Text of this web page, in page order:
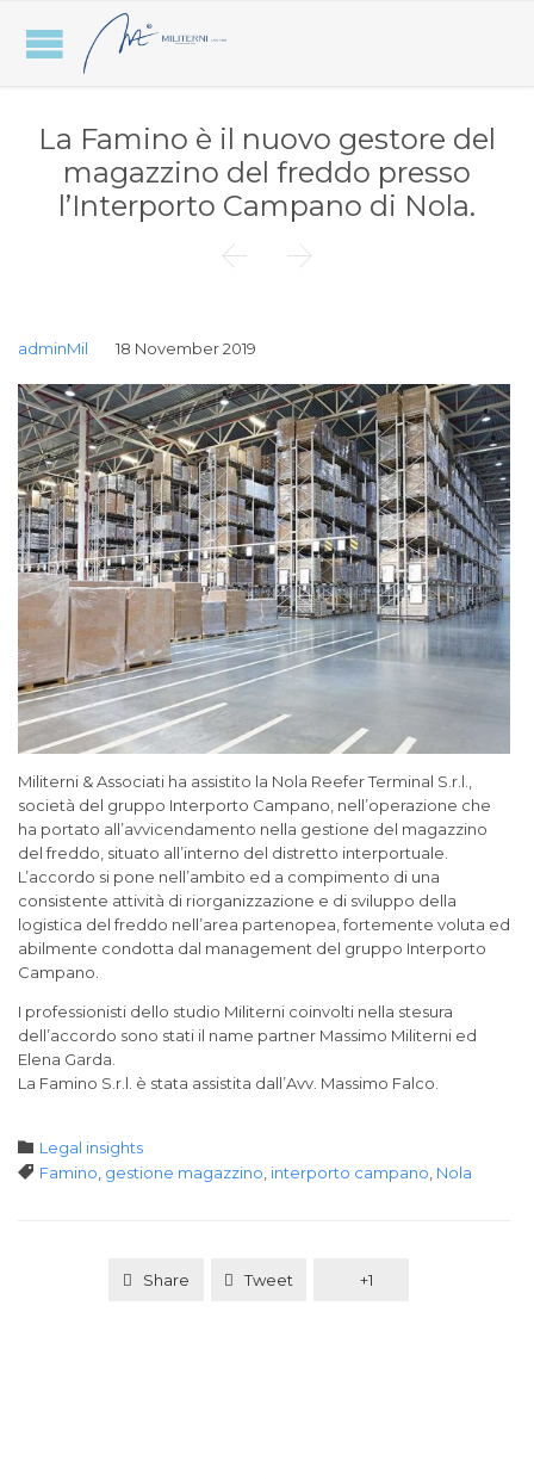
La Famino è il nuovo gestore del
magazzino del freddo presso
l’Interporto Campano di Nola.
 
adminMil 18 November 2019
Militerni & Associati ha assistito la Nola Reefer Terminal S.r.l.,
società del gruppo Interporto Campano, nell’operazione che
ha portato all’avvicendamento nella gestione del magazzino
del freddo, situato all’interno del distretto interportuale.
L’accordo si pone nell’ambito ed a compimento di una
consistente attività di riorganizzazione e di sviluppo della
logistica del freddo nell’area partenopea, fortemente voluta ed
abilmente condotta dal management del gruppo Interporto
Campano.
I professionisti dello studio Militerni coinvolti nella stesura
dell’accordo sono stati il name partner Massimo Militerni ed
Elena Garda.
La Famino S.r.l. è stata assistita dall’Avv. Massimo Falco.
 Category
Legal insights
 Tags
Famino gestione magazzino interporto campano Nola
Share Tweet +1